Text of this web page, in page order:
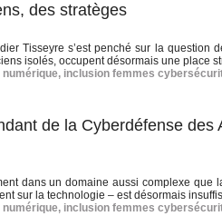
des stratèges
Tisseyre s’est penché sur la question
isolés, occupent désormais une place
, inclusion femmes
de la Cyberdéfense des
dans un domaine aussi complexe que
sur la technologie – est désormais
, inclusion femmes